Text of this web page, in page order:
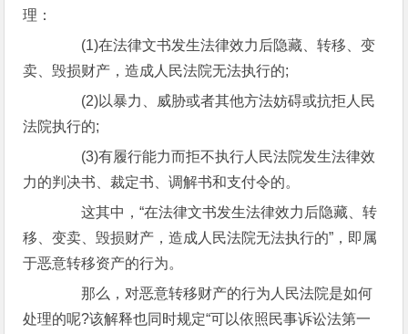
理：
(1)在法律文书发生法律效力后隐藏、转移、变
卖、毁损财产，造成人民法院无法执行的;
(2)以暴力、威胁或者其他方法妨碍或抗拒人民
法院执行的;
(3)有履行能力而拒不执行人民法院发生法律效
力的判决书、裁定书、调解书和支付令的。
这其中，“在法律文书发生法律效力后隐藏、转
移、变卖、毁损财产，造成人民法院无法执行的”，即属
于恶意转移资产的行为。
那么，对恶意转移财产的行为人民法院是如何
处理的呢?该解释也同时规定“可以依照民事诉讼法第一